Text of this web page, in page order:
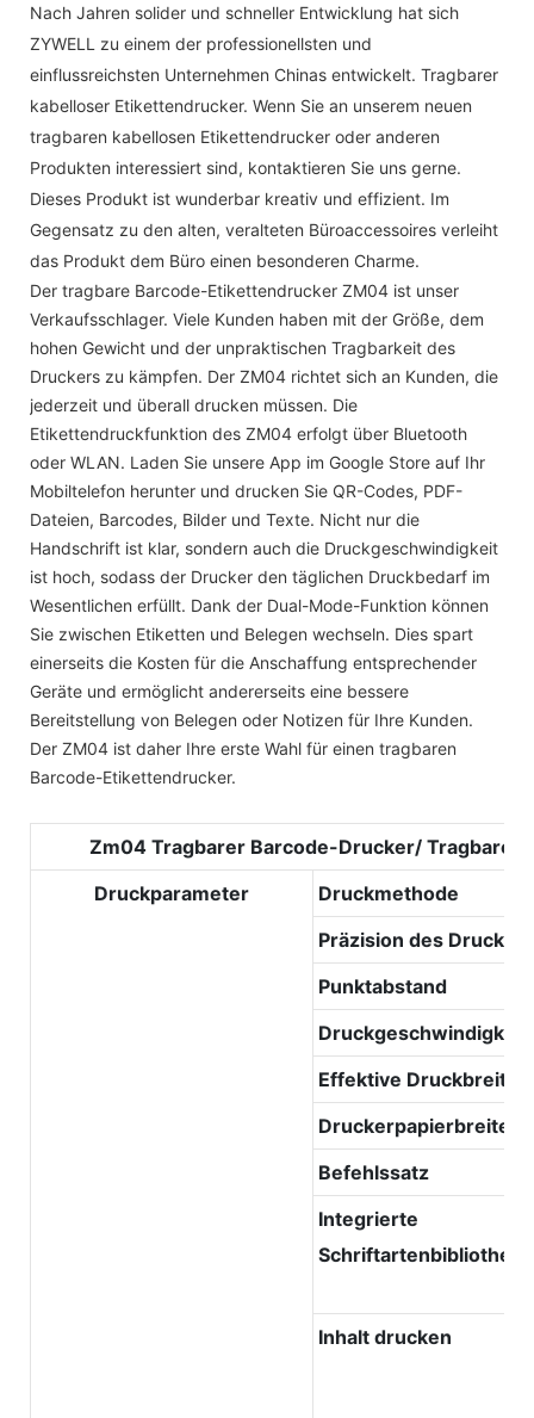
Nach Jahren solider und schneller Entwicklung hat sich
ZYWELL zu einem der professionellsten und
einflussreichsten Unternehmen Chinas entwickelt. Tragbarer
kabelloser Etikettendrucker. Wenn Sie an unserem neuen
tragbaren kabellosen Etikettendrucker oder anderen
Produkten interessiert sind, kontaktieren Sie uns gerne.
Dieses Produkt ist wunderbar kreativ und effizient. Im
Gegensatz zu den alten, veralteten Büroaccessoires verleiht
das Produkt dem Büro einen besonderen Charme.
Der tragbare Barcode-Etikettendrucker ZM04 ist unser
Verkaufsschlager. Viele Kunden haben mit der Größe, dem
hohen Gewicht und der unpraktischen Tragbarkeit des
Druckers zu kämpfen. Der ZM04 richtet sich an Kunden, die
jederzeit und überall drucken müssen. Die
Etikettendruckfunktion des ZM04 erfolgt über Bluetooth
oder WLAN. Laden Sie unsere App im Google Store auf Ihr
Mobiltelefon herunter und drucken Sie QR-Codes, PDF-
Dateien, Barcodes, Bilder und Texte. Nicht nur die
Handschrift ist klar, sondern auch die Druckgeschwindigkeit
ist hoch, sodass der Drucker den täglichen Druckbedarf im
Wesentlichen erfüllt. Dank der Dual-Mode-Funktion können
Sie zwischen Etiketten und Belegen wechseln. Dies spart
einerseits die Kosten für die Anschaffung entsprechender
Geräte und ermöglicht andererseits eine bessere
Bereitstellung von Belegen oder Notizen für Ihre Kunden.
Der ZM04 ist daher Ihre erste Wahl für einen tragbaren
Barcode-Etikettendrucker.
Zm04 Tragbarer Barcode-Drucker/ Tragbarer
Druckparameter
Druckmethode
Präzision des Drucks
Punktabstand
Druckgeschwindigkeit
Effektive Druckbreite
Druckerpapierbreite
Befehlssatz
Integrierte
Schriftartenbibliothek
Inhalt drucken